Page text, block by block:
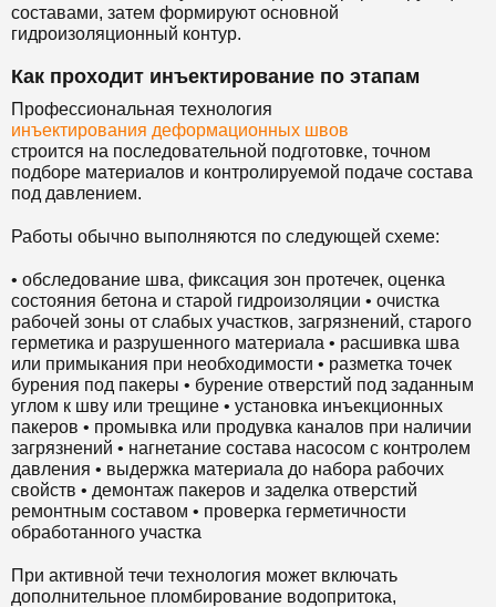
составами, затем формируют основной
гидроизоляционный контур.
Как проходит инъектирование по этапам
Профессиональная технология
инъектирования деформационных швов
строится на последовательной подготовке, точном
подборе материалов и контролируемой подаче состава
под давлением.
Работы обычно выполняются по следующей схеме:
• обследование шва, фиксация зон протечек, оценка
состояния бетона и старой гидроизоляции • очистка
рабочей зоны от слабых участков, загрязнений, старого
герметика и разрушенного материала • расшивка шва
или примыкания при необходимости • разметка точек
бурения под пакеры • бурение отверстий под заданным
углом к шву или трещине • установка инъекционных
пакеров • промывка или продувка каналов при наличии
загрязнений • нагнетание состава насосом с контролем
давления • выдержка материала до набора рабочих
свойств • демонтаж пакеров и заделка отверстий
ремонтным составом • проверка герметичности
обработанного участка
При активной течи технология может включать
дополнительное пломбирование водопритока,